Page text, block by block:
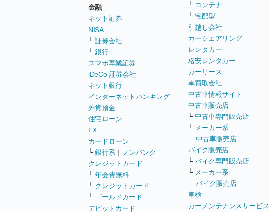
金融
ネット証券
NISA
└ 証券会社
└ 銀行
スマホ専業証券
iDeCo 証券会社
ネット銀行
インターネットバンキング
外貨預金
住宅ローン
FX
カードローン
└ 銀行系 ｜
ノンバンク
クレジットカード
└ 年会費無料
└ クレジットカード
└ ゴールドカード
デビットカード
└ コンテナ
└ 宅配型
引越し会社
カーシェアリング
レンタカー
格安レンタカー
カーリース
車買取会社
中古車情報サイト
中古車販売店
└ 中古車専門販売店
└ メーカー系
中古車販売店
バイク販売店
└ バイク専門販売店
└ メーカー系
バイク販売店
車検
カーメンテナンスサービス